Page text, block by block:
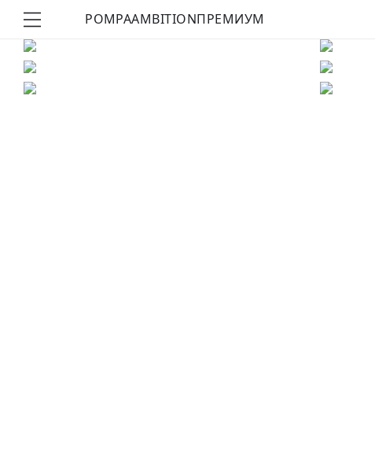
POMPAAMBITIONПРЕМИУМ
КУПИТЬ ОБРАЗ